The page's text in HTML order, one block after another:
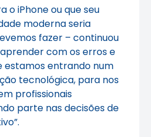
o iPhone ou que seu
moderna seria
fazer – continuou
com os erros e
estamos entrando num
tecnológica, para nos
profissionais
parte nas decisões de